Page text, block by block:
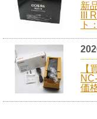
新
III
ト
【
価